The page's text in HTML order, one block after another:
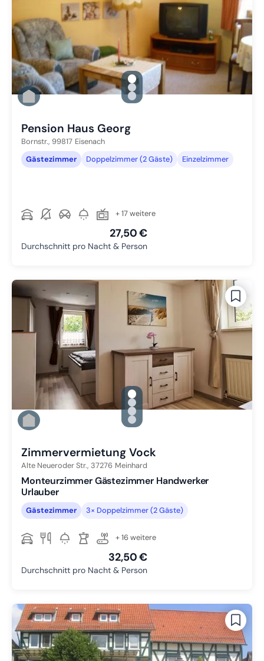
gallery.slide_selector
Zu Slide 1 wechseln
Zu Slide 2 wechseln
Zu Slide 3 wechseln
Pension Haus Georg
Bornstr., 99817 Eisenach
Gästezimmer
Doppelzimmer (2 Gäste) Einzelzimmer
+ 17 weitere
27,50 €
Durchschnitt pro Nacht & Person
gallery.slide_selector
Zu Slide 1 wechseln
Zu Slide 2 wechseln
Zu Slide 3 wechseln
Zu Slide 4 wechseln
Zimmervermietung Vock
Alte Neueroder Str., 37276 Meinhard
Monteurzimmer Gästezimmer Handwerker
Urlauber
Gästezimmer 3× Doppelzimmer (2 Gäste)
+ 16 weitere
32,50 €
Durchschnitt pro Nacht & Person